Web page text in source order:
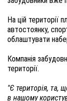
На цій території
автостоянку,
облаштувати
Компанія
території.
"Є територія, та,
в нашому